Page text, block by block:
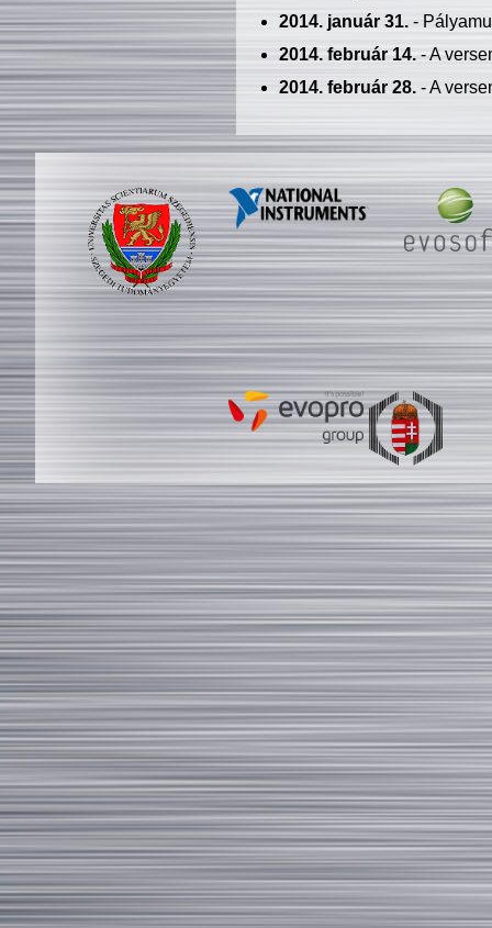
2014. január 31.-
2014. február 14.- A
2014. február 28.- A